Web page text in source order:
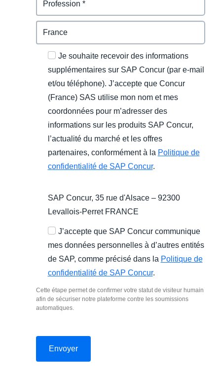
Je souhaite recevoir des informations
supplémentaires sur SAP Concur (par e-mail
et/ou téléphone). J’accepte que Concur
(France) SAS utilise mon nom et mes
coordonnées pour m’adresser des
informations sur les produits SAP Concur,
l’actualité du marché et les offres
partenaires, conformément à la Politique de
confidentialité de SAP Concur.
SAP Concur, 35 rue d'Alsace – 92300
Levallois-Perret FRANCE
J’accepte que SAP Concur communique
mes données personnelles à d’autres entités
de SAP, comme précisé dans la Politique de
confidentialité de SAP Concur.
Cette étape permet de confirmer votre statut de visiteur humain
afin de sécuriser notre plateforme contre les soumissions
automatiques.